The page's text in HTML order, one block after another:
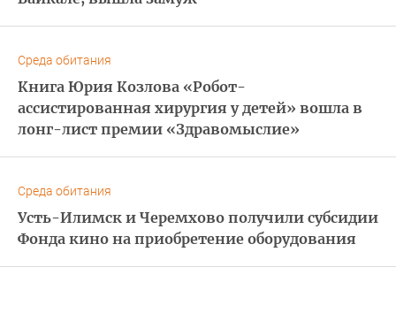
Среда обитания
Книга Юрия Козлова «Робот-
ассистированная хирургия у детей» вошла в
лонг-лист премии «Здравомыслие»
Среда обитания
Усть-Илимск и Черемхово получили субсидии
Фонда кино на приобретение оборудования